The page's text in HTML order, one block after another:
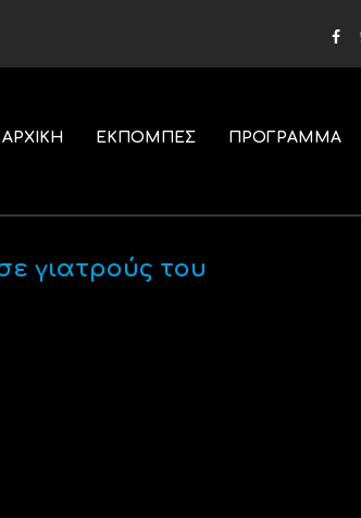
ΑΡΧΙΚΗ ΕΚΠΟΜΠΕΣ ΠΡΟΓΡΑΜΜΑ
γιατρούς του